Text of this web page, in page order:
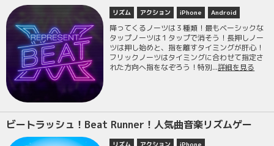
リズム アクション iPhone Android
降ってくるノーツは３種類！最もベーシックな
タップノーツは１タップで消そう！長押しノー
ツは押し始めと、指を離すタイミングが肝心！
フリックノーツはタイミングに合わせて指定さ
れた方向へ指をなぞろう！特別...詳細を見る
ビートラッシュ！Beat Runner！人気曲音楽リズムゲー
リズム アクション iPhone